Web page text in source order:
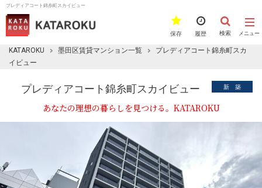
プレディアコート錦糸町スカイビュー
メニュー
検索
履歴
保存
KATAROKU 墨田区賃貸マンション一覧
プレディアコート錦糸町スカ
イビュー
プレディアコート錦糸町スカイビュー 新 築
あなたの理想の暮らしを見つける。KATAROKU